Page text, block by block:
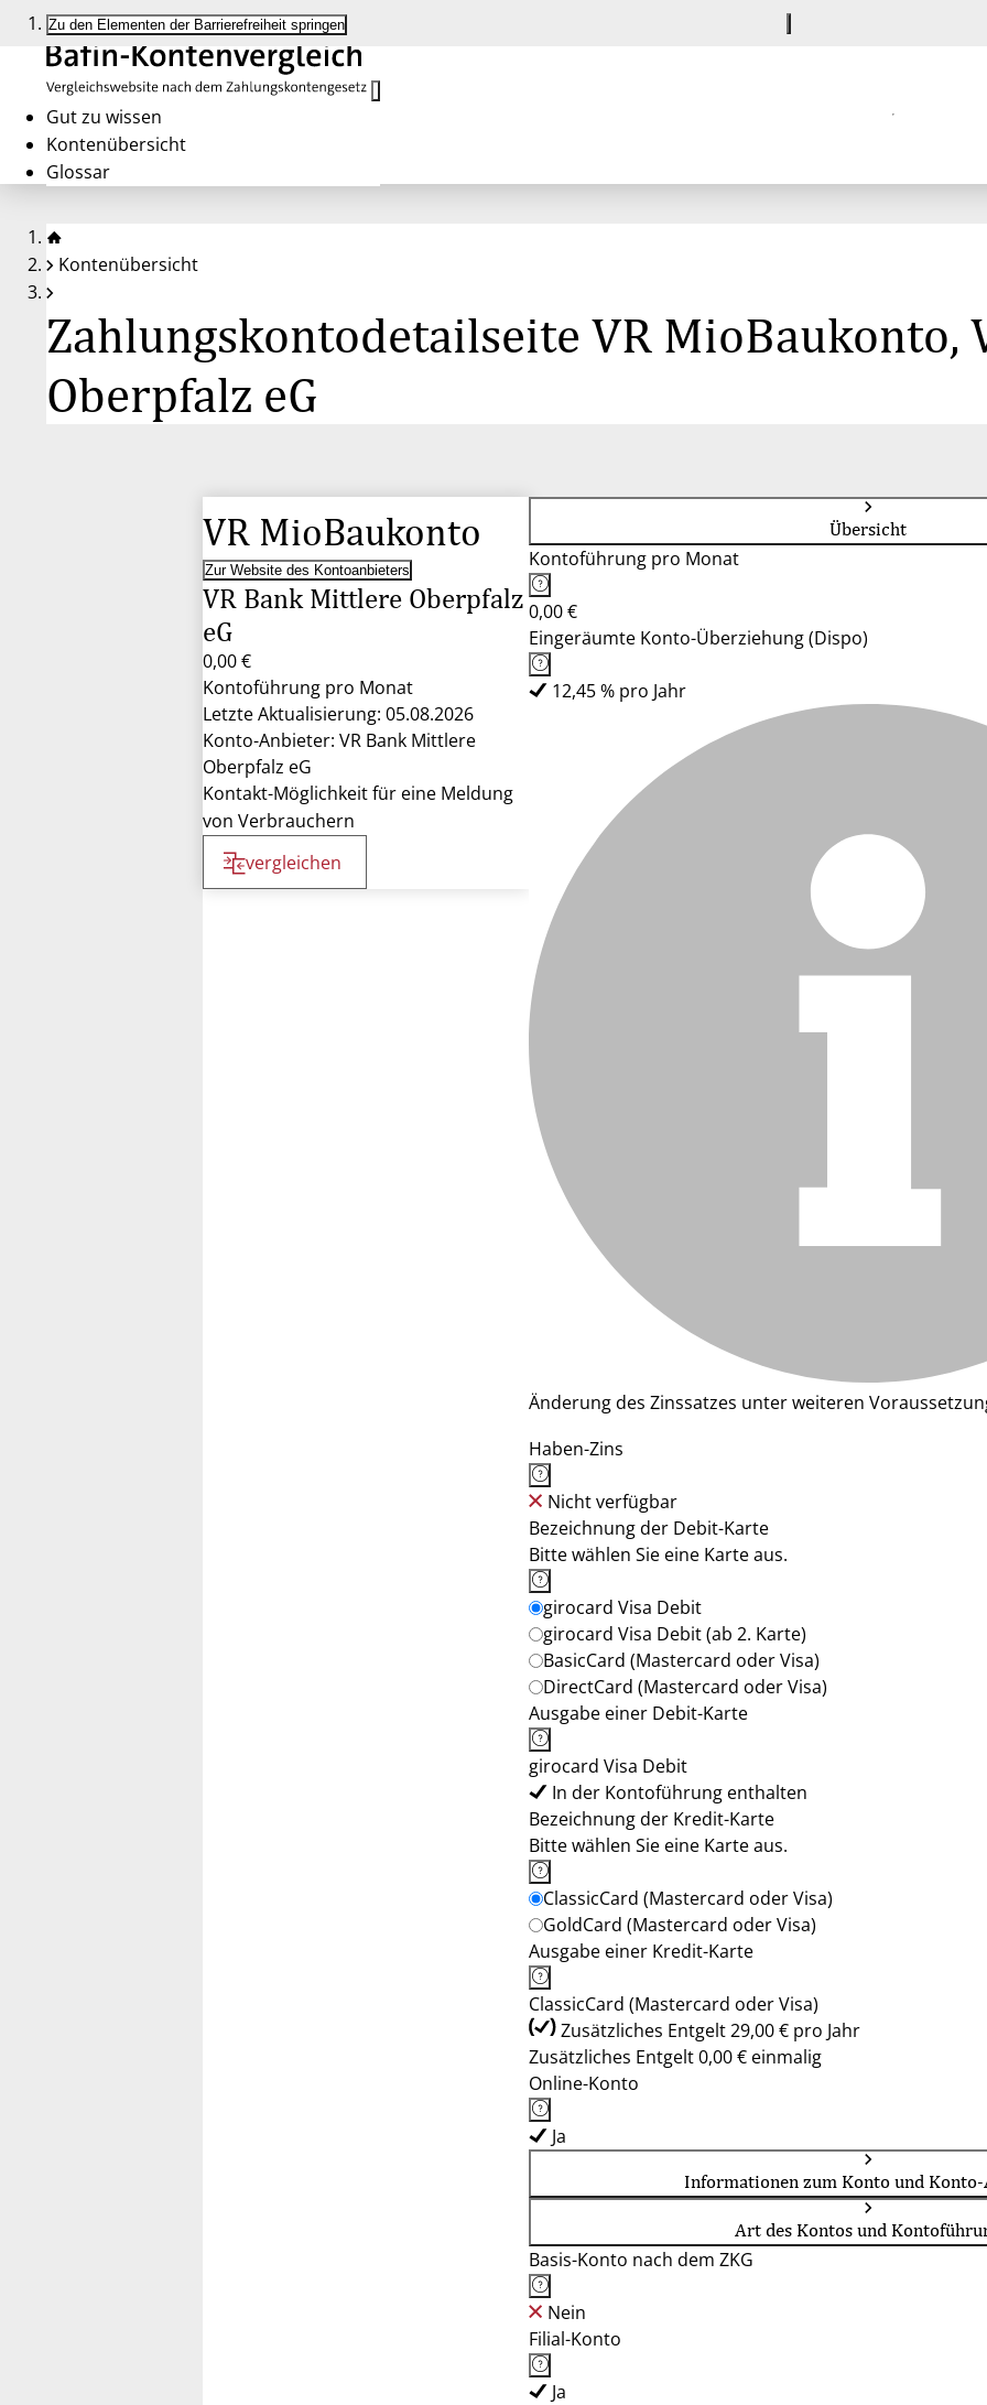
Zu den Elementen der Barrierefreiheit springen
Gut zu wissen
Kontenübersicht
Glossar
Kontenübersicht
Zahlungskontodetailseite VR MioBaukonto,
Oberpfalz eG
VR MioBaukonto
Zur Website des Kontoanbieters
VR Bank Mittlere Oberpfalz
eG
0,00 €
Kontoführung pro Monat
Letzte Aktualisierung: 05.08.2026
Konto-Anbieter: VR Bank Mittlere
Oberpfalz eG
Kontakt-Möglichkeit für eine Meldung
von Verbrauchern
vergleichen
Übersicht
Kontoführung pro Monat
0,00 €
Eingeräumte Konto-Überziehung (Dispo)
12,45 % pro Jahr
Änderung des Zinssatzes unter weiteren
Haben-Zins
Nicht verfügbar
Bezeichnung der Debit-Karte
Bitte wählen Sie eine Karte aus.
girocard Visa Debit
girocard Visa Debit (ab 2. Karte)
BasicCard (Mastercard oder Visa)
DirectCard (Mastercard oder Visa)
Ausgabe einer Debit-Karte
girocard Visa Debit
In der Kontoführung enthalten
Bezeichnung der Kredit-Karte
Bitte wählen Sie eine Karte aus.
ClassicCard (Mastercard oder Visa)
GoldCard (Mastercard oder Visa)
Ausgabe einer Kredit-Karte
ClassicCard (Mastercard oder Visa)
Zusätzliches Entgelt 29,00 € pro Jahr
Zusätzliches Entgelt 0,00 € einmalig
Online-Konto
Ja
Informationen zum Konto und
Art des Kontos und
Basis-Konto nach dem ZKG
Nein
Filial-Konto
Ja